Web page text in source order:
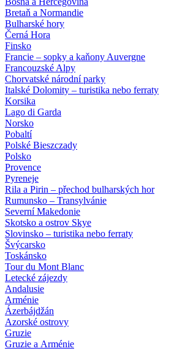
Bretaň a Normandie
Bulharské hory
Černá Hora
Finsko
Francie – sopky a kaňony Auvergne
Francouzské Alpy
Chorvatské národní parky
Italské Dolomity – turistika nebo ferraty
Korsika
Lago di Garda
Norsko
Pobaltí
Polské Bieszczady
Polsko
Provence
Pyreneje
Rila a Pirin – přechod bulharských hor
Rumunsko – Transylvánie
Severní Makedonie
Skotsko a ostrov Skye
Slovinsko – turistika nebo ferraty
Švýcarsko
Toskánsko
Tour du Mont Blanc
Letecké zájezdy
Andalusie
Arménie
Ázerbájdžán
Azorské ostrovy
Gruzie
Gruzie a Arménie